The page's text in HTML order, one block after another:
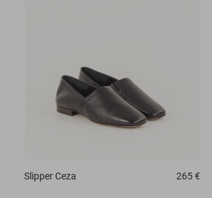
SlipperCeza 265 €